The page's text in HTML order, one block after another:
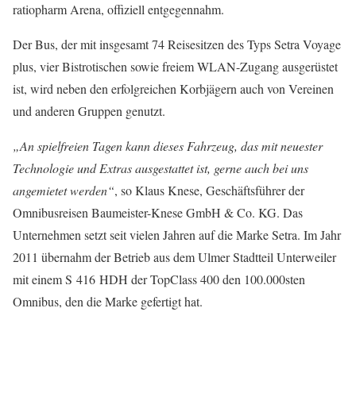
ratiopharm Arena, offiziell entgegennahm.
Der Bus, der mit insgesamt 74 Reisesitzen des Typs Setra Voyage
plus, vier Bistrotischen sowie freiem WLAN-Zugang ausgerüstet
ist, wird neben den erfolgreichen Korbjägern auch von Vereinen
und anderen Gruppen genutzt.
„An spielfreien Tagen kann dieses Fahrzeug, das mit neuester
Technologie und Extras ausgestattet ist, gerne auch bei uns
angemietet werden“, so Klaus Knese, Geschäftsführer der
Omnibusreisen Baumeister-Knese GmbH & Co. KG. Das
Unternehmen setzt seit vielen Jahren auf die Marke Setra. Im Jahr
2011 übernahm der Betrieb aus dem Ulmer Stadtteil Unterweiler
mit einem S 416 HDH der TopClass 400 den 100.000sten
Omnibus, den die Marke gefertigt hat.